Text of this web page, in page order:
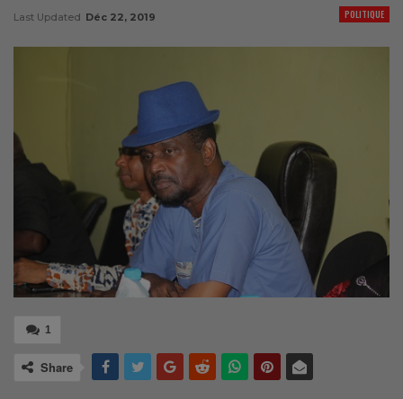
POLITIQUE
Last Updated Déc 22, 2019
1
Share